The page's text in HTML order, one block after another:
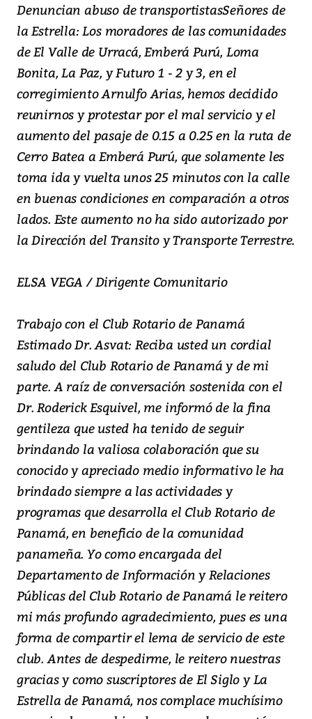
Denuncian abuso de transportistasSeñores de
la Estrella: Los moradores de las comunidades
de El Valle de Urracá, Emberá Purú, Loma
Bonita, La Paz, y Futuro 1 - 2 y 3, en el
corregimiento Arnulfo Arias, hemos decidido
reunirnos y protestar por el mal servicio y el
aumento del pasaje de 0.15 a 0.25 en la ruta de
Cerro Batea a Emberá Purú, que solamente les
toma ida y vuelta unos 25 minutos con la calle
en buenas condiciones en comparación a otros
lados. Este aumento no ha sido autorizado por
la Dirección del Transito y Transporte Terrestre.
ELSA VEGA / Dirigente Comunitario
Trabajo con el Club Rotario de Panamá
Estimado Dr. Asvat: Reciba usted un cordial
saludo del Club Rotario de Panamá y de mi
parte. A raíz de conversación sostenida con el
Dr. Roderick Esquivel, me informó de la fina
gentileza que usted ha tenido de seguir
brindando la valiosa colaboración que su
conocido y apreciado medio informativo le ha
brindado siempre a las actividades y
programas que desarrolla el Club Rotario de
Panamá, en beneficio de la comunidad
panameña. Yo como encargada del
Departamento de Información y Relaciones
Públicas del Club Rotario de Panamá le reitero
mi más profundo agradecimiento, pues es una
forma de compartir el lema de servicio de este
club. Antes de despedirme, le reitero nuestras
gracias y como suscriptores de El Siglo y La
Estrella de Panamá, nos complace muchísimo